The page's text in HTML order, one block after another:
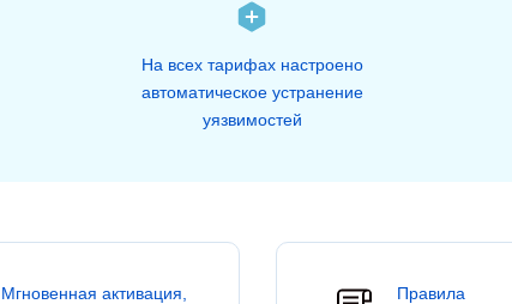
На всех тарифах настроено
автоматическое устранение
уязвимостей
Мгновенная активация,
Правила